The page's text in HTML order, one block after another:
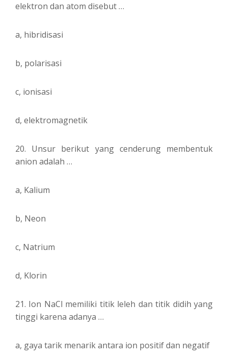
elektron dan atom disebut …
a, hibridisasi
b, polarisasi
c, ionisasi
d, elektromagnetik
20. Unsur berikut yang cenderung membentuk
anion adalah …
a, Kalium
b, Neon
c, Natrium
d, Klorin
21. Ion NaCl memiliki titik leleh dan titik didih yang
tinggi karena adanya …
a, gaya tarik menarik antara ion positif dan negatif